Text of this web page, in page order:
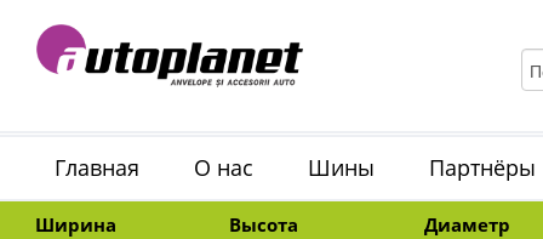
Главная О нас Шины Партнёры
Ширина Высота Диаметр